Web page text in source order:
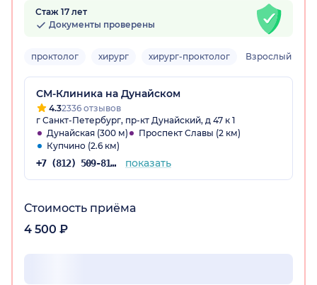
Стаж 17 лет
Документы проверены
проктолог хирург хирург-проктолог Взрослый
СМ-Клиника на Дунайском
4.32336 отзывов
г Санкт-Петербург, пр-кт Дунайский, д 47 к 1
Дунайская (300 м)
Проспект Славы (2 км)
Купчино (2.6 км)
+7 (812) 509-81-68 показать
Стоимость приёма
4 500 ₽